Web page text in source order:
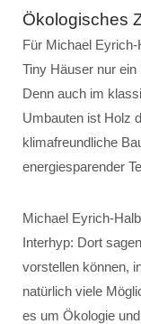
Ökologisches
Für Michael
Tiny Häuser nur ein
Denn auch im
Umbauten ist Holz
klimafreundliche
energiesparender
Michael Eyrich-
Interhyp: Dort
vorstellen können,
natürlich viele
es um Ökologie